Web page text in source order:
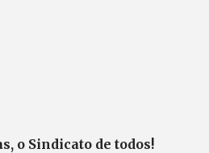
o Sindicato de todos!